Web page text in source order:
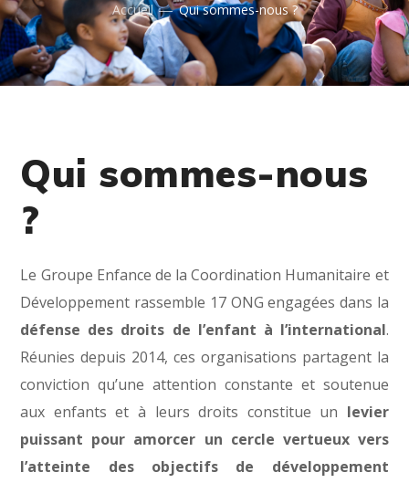
Accueil Qui sommes-nous ?
Qui sommes-nous
?
Le Groupe Enfance de la Coordination Humanitaire et
Développement rassemble 17 ONG engagées dans la
défense des droits de l’enfant à l’international.
Réunies depuis 2014, ces organisations partagent la
conviction qu’une attention constante et soutenue
aux enfants et à leurs droits constitue un levier
puissant pour amorcer un cercle vertueux vers
l’atteinte des objectifs de développement